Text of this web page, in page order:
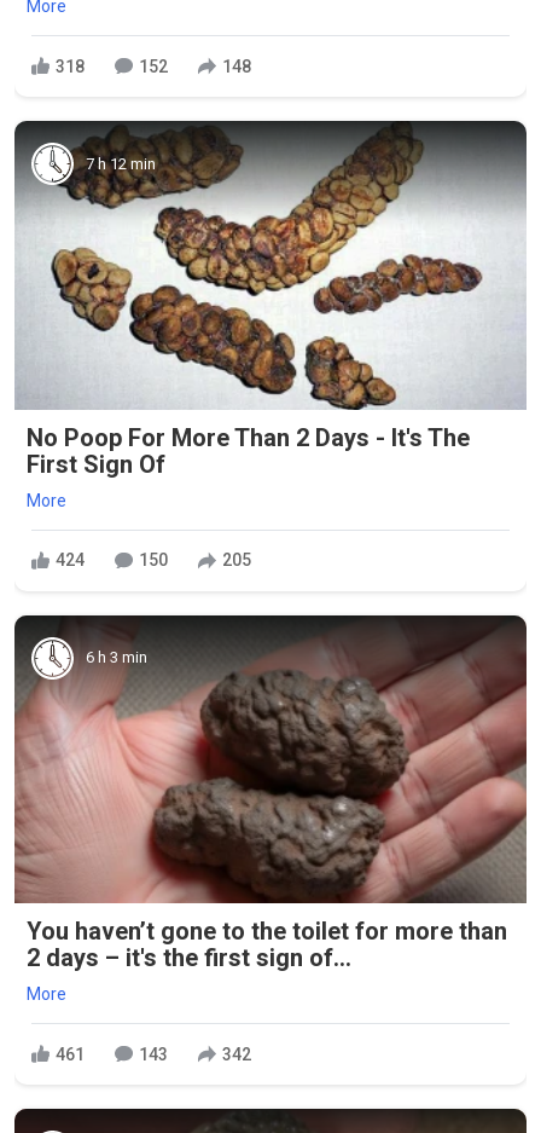
More
318 152 148
7 h 12 min
No Poop For More Than 2 Days - It's The
First Sign Of
More
424 150 205
6 h 3 min
You haven’t gone to the toilet for more than
2 days – it's the first sign of...
More
461 143 342